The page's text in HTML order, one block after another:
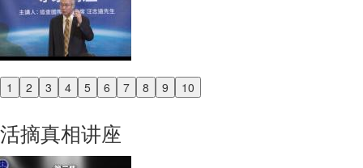
1 2 3 4 5 6 7 8 9 10
Previous
活摘真相讲座